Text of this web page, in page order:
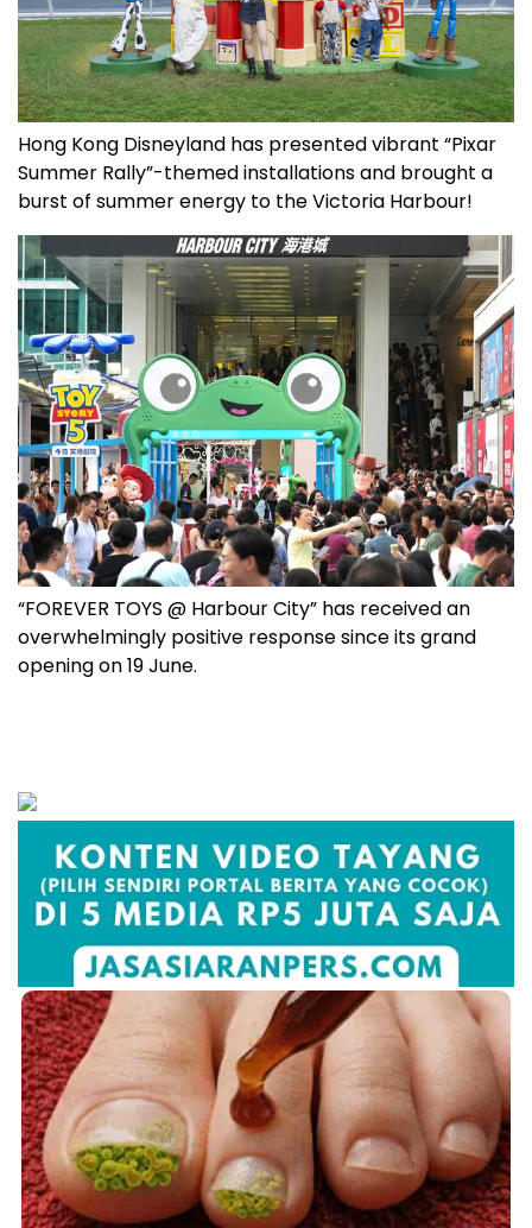
Hong Kong Disneyland has presented vibrant “Pixar
Summer Rally”-themed installations and brought a
burst of summer energy to the Victoria Harbour!
“FOREVER TOYS @ Harbour City” has received an
overwhelmingly positive response since its grand
opening on 19 June.